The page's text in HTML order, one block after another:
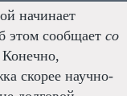
начинает
этом сообщает со
скорее научно-